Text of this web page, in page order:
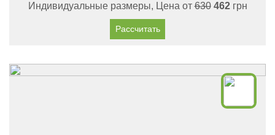
Индивидуальные размеры, Цена от630 462грн
Рассчитать